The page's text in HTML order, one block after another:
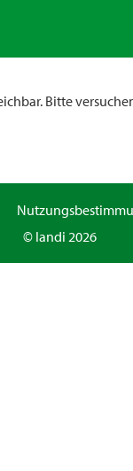
Bitte
© landi 2026